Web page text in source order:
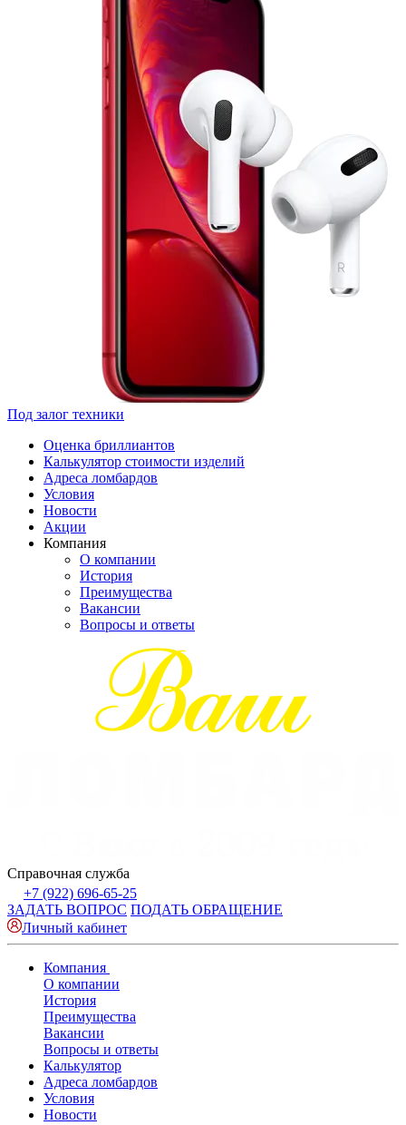
Под залог техники
Оценка бриллиантов
Калькулятор стоимости изделий
Адреса ломбардов
Условия
Новости
Акции
Компания
О компании
История
Преимущества
Вакансии
Вопросы и ответы
Справочная служба
+7 (922) 696-65-25
ЗАДАТЬ ВОПРОС ПОДАТЬ ОБРАЩЕНИЕ
Личный кабинет
Компания
О компании
История
Преимущества
Вакансии
Вопросы и ответы
Калькулятор
Адреса ломбардов
Условия
Новости